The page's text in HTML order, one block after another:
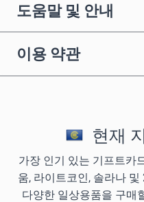
도움말 및 안내
이용 약관
현재
가장 인기 있는 기프트카
움, 라이트코인, 솔라나
다양한 일상용품을 구매